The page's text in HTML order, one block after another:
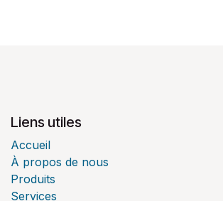
Liens utiles
Accueil
À propos de nous
Produits
Services